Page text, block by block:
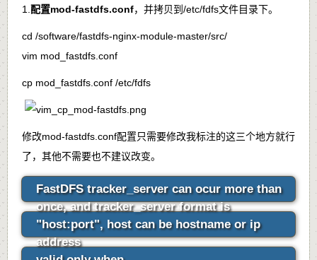
1. 配置mod-fastdfs.conf，并拷贝到 /etc/fdfs文件目录下。
cd /software/fastdfs-nginx-module-master/src/
vim mod_fastdfs.conf
cp mod_fastdfs.conf /etc/fdfs
修改mod-fastdfs.conf配置只需要修改我标注的这三个地方就行
了，其他不需要也不建议改变。
FastDFS tracker_server can ocur more than
once, and tracker_server format is
"host:port", host can be hostname or ip
address